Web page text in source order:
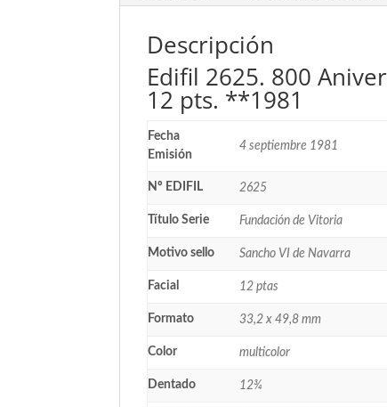
Descripción
Edifil 2625. 800
12 pts. **1981
Fecha
Emisión
4 septiembre 1981
Nº EDIFIL 2625
Título Serie Fundación de Vitoria
Motivo sello Sancho VI de Navarra
Facial 12 ptas
Formato 33,2 x 49,8 mm
Color multicolor
Dentado 12¾